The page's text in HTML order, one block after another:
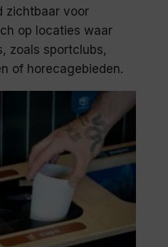
zichtbaar voor
op locaties waar
zoals sportclubs,
of horecagebieden.